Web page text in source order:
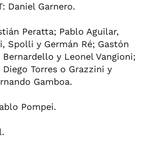
Daniel Garnero.
Peratta; Pablo Aguilar,
Spolli y Germán Ré; Gastón
Bernardello y Leonel Vangioni;
Diego Torres o Grazzini y
Gamboa.
Pompei.